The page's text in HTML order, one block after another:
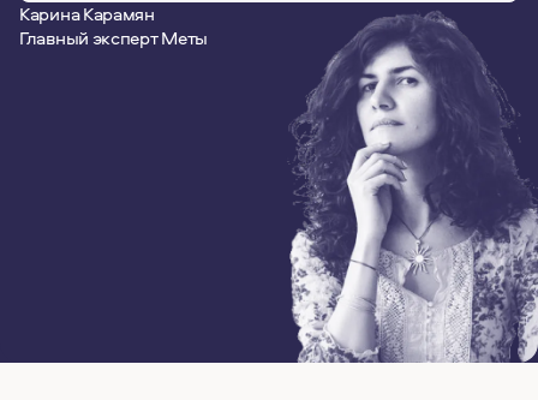
Карина Карамян
Главный эксперт Меты